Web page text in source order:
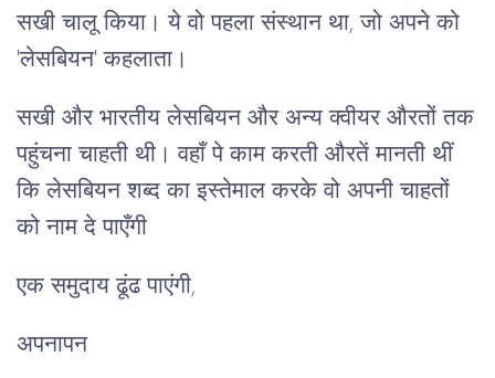
सखी चालू किया। ये वो पहला संस्थान था, जो अपने को
'लेसबियन' कहलाता।
सखी और भारतीय लेसबियन और अन्य क्वीयर औरतों तक
पहुंचना चाहती थी। वहाँ पे काम करती औरतें मानती थीं
कि लेसबियन शब्द का इस्तेमाल करके वो अपनी चाहतों
को नाम दे पाएँगी
एक समुदाय ढूंढ पाएंगी,
अपनापन